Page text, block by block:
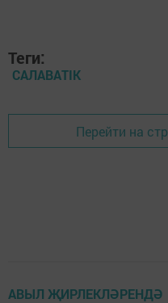
Теги:
САЛАВАTIK
Перейти на
АВЫЛ ҖИРЛЕКЛӘРЕНДӘ